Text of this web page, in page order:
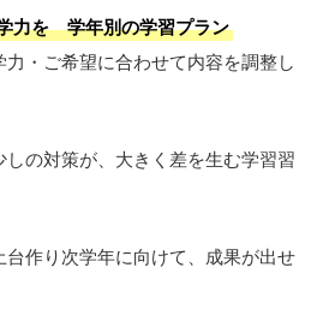
力を 学年別の学習プラン
・ご希望に合わせて内容を調整し
しの対策が、大きく差を生む学習習
作り次学年に向けて、成果が出せ